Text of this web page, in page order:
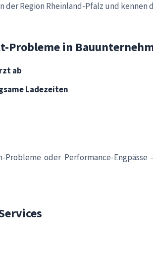
der Region Rheinland-Pfalz und
Probleme in
ab
Ladezeiten
oder Performance-Engpässe